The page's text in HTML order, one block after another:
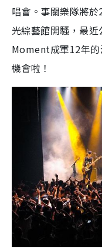
唱會。事關樂隊將
光綜藝館開騷，最
Moment成軍12年
機會啦！